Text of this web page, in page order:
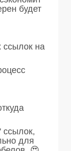
будет
на
ссылок,
для